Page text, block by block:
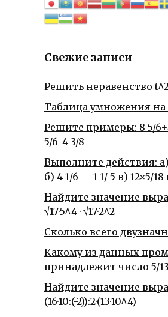
Свежие записи
Решить неравенство
Таблица умножения на
Решите примеры: 8 5/
5/6-4 3/8
Выполните действия: а)
б) 4 1/6 — 1 1/ 5 в) 12×5/18
Найдите значение
√17·5^4 · √17·2^2
Сколько всего
Какому из данных
принадлежит число 5/
Найдите значение
(16·10:(-2)):2·(13·10^4)